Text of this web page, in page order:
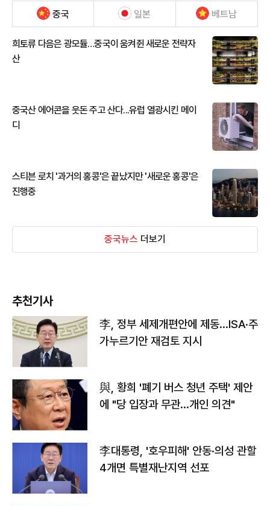
중국 일본 베트남
희토류 다음은 광모듈…중국이 움켜쥔 새로운 전략자
산
중국산 에어콘을 웃돈 주고 산다...유럽 열광시킨 메이
디
스티븐 로치 '과거의 홍콩'은 끝났지만 '새로운 홍콩'은
진행중
중국뉴스 더보기
추천기사
李, 정부 세제개편안에 제동…ISA·주
가누르기안 재검토 지시
與, 황희 '폐기 버스 청년 주택' 제안
에 "당 입장과 무관…개인 의견"
李대통령, '호우피해' 안동·의성 관할
4개면 특별재난지역 선포